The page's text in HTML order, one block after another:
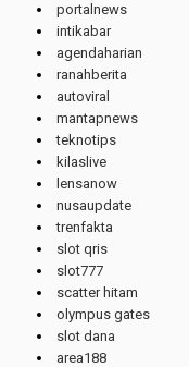
portalnews
intikabar
agendaharian
ranahberita
autoviral
mantapnews
teknotips
kilaslive
lensanow
nusaupdate
trenfakta
slot qris
slot777
scatter hitam
olympus gates
slot dana
area188